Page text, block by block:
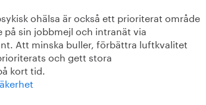
ohälsa är också ett prioriterat område
på sin jobbmejl och intranät via
Att minska buller, förbättra luftkvalitet
och gett stora
kort tid.